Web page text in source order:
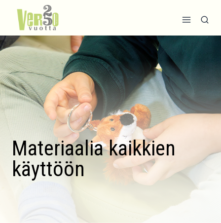
sisältöön
Materiaalia kaikkien
käyttöön